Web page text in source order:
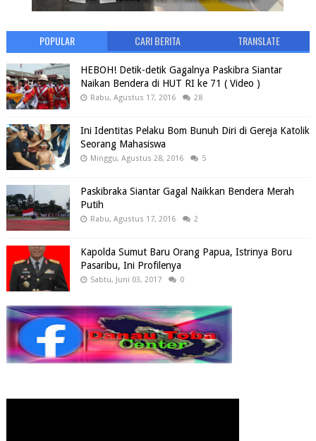
POPULAR CARI BERITA TRANSLATE
HEBOH! Detik-detik Gagalnya Paskibra Siantar
Naikan Bendera di HUT RI ke 71 ( Video )
Rabu, Agustus 17, 2016 28
Ini Identitas Pelaku Bom Bunuh Diri di Gereja Katolik
Seorang Mahasiswa
Minggu, Agustus 28, 2016 5
Paskibraka Siantar Gagal Naikkan Bendera Merah
Putih
Rabu, Agustus 17, 2016 2
Kapolda Sumut Baru Orang Papua, Istrinya Boru
Pasaribu, Ini Profilenya
Sabtu, Juni 03, 2017 0